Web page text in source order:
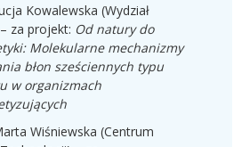
Kowalewska (Wydział
za projekt: Od natury do
Molekularne mechanizmy
błon sześciennych typu
w organizmach
Wiśniewska (Centrum